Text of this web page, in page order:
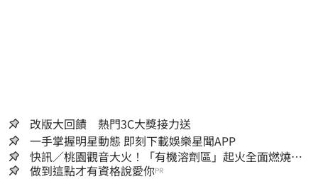
改版大回饋 熱門3C大獎接力送
一手掌握明星動態 即刻下載娛樂星聞APP
快訊／桃園觀音大火！「有機溶劑區」起火全面燃燒
消防：危險物質多
做到這點才有資格說愛你PR